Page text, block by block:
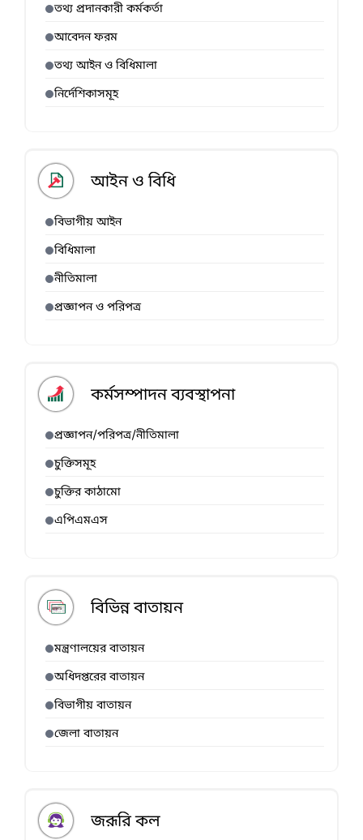
তথ্য প্রদানকারী কর্মকর্তা
আবেদন ফরম
তথ্য আইন ও বিধিমালা
নির্দেশিকাসমূহ
আইন ও বিধি
বিভাগীয় আইন
বিধিমালা
নীতিমালা
প্রজ্ঞাপন ও পরিপত্র
কর্মসম্পাদন ব্যবস্থাপনা
প্রজ্ঞাপন/পরিপত্র/নীতিমালা
চুক্তিসমূহ
চুক্তির কাঠামো
এপিএমএস
বিভিন্ন বাতায়ন
মন্ত্রণালয়ের বাতায়ন
অধিদপ্তরের বাতায়ন
বিভাগীয় বাতায়ন
জেলা বাতায়ন
জরূরি কল